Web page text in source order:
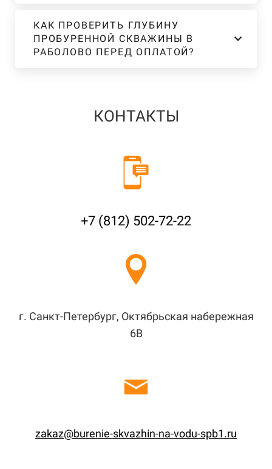
КАК ПРОВЕРИТЬ ГЛУБИНУ
ПРОБУРЕННОЙ СКВАЖИНЫ В
РАБОЛОВО ПЕРЕД ОПЛАТОЙ?
КОНТАКТЫ
+7 (812) 502-72-22
г. Санкт-Петербург, Октябрьская набережная
6В
zakaz@burenie-skvazhin-na-vodu-spb1.ru